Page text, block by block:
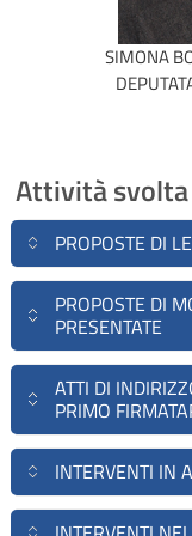
SIMONA
Attività
PROPOSTE DI
PROPOSTE DI
PRESENTATE
ATTI DI
PRIMO
INTERVENTI IN